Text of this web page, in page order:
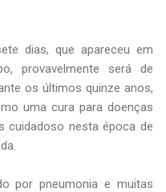
dias, que apareceu em
provavelmente será de
os últimos quinze anos,
uma cura para doenças
cuidadoso nesta época de
por pneumonia e muitas